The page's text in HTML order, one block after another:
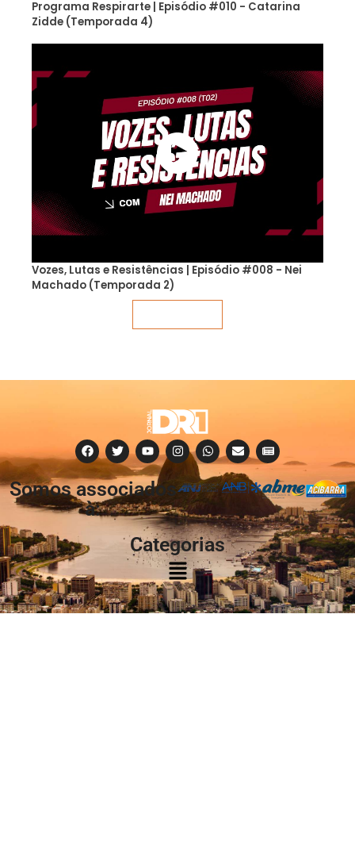
Programa Respirarte | Episódio #010 - Catarina
Zidde (Temporada 4)
Vozes, Lutas e Resistências | Episódio #008 - Nei
Machado (Temporada 2)
Somos associados
à:
Categorias